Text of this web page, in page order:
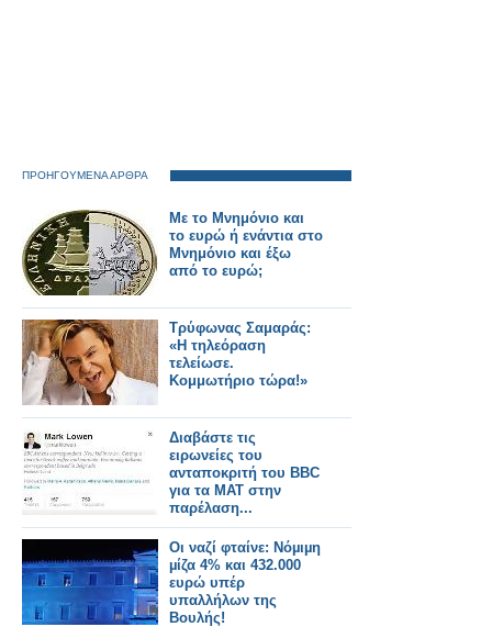
ΠΡΟΗΓΟΥΜΕΝΑ ΑΡΘΡΑ
Με το Μνημόνιο και
το ευρώ ή ενάντια στο
Μνημόνιο και έξω
από το ευρώ;
Τρύφωνας Σαμαράς:
«Η τηλεόραση
τελείωσε.
Κομμωτήριο τώρα!»
Διαβάστε τις
ειρωνείες του
ανταποκριτή του BBC
για τα ΜΑΤ στην
παρέλαση...
Οι ναζί φταίνε: Νόµιµη
µίζα 4% και 432.000
ευρώ υπέρ
υπαλλήλων της
Βουλής!